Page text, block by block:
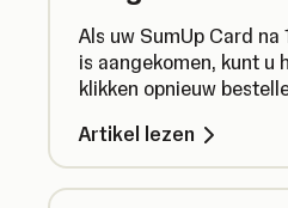
Als uw SumUp Card na
is aangekomen, kunt u
klikken opnieuw
Artikel lezen